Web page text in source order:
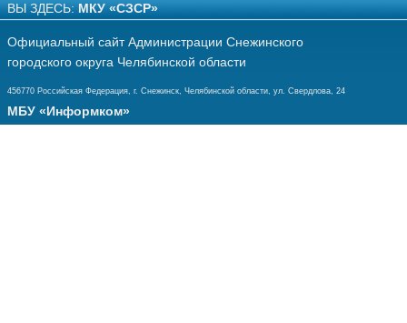
ВЫ ЗДЕСЬ: МКУ «СЗСР»
Официальный сайт Администрации Снежинского
городского округа Челябинской области
456770 Российская Федерация, г. Снежинск, Челябинской области, ул. Свердлова, 24
МБУ «Информком»